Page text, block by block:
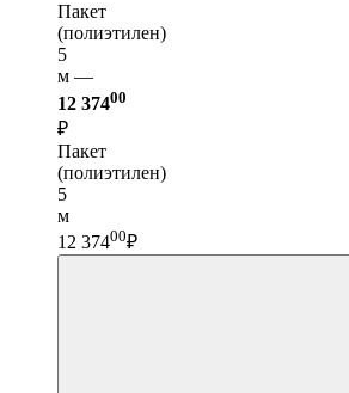
Пакет
(полиэтилен)
5
м —
12 37400
₽
Пакет
(полиэтилен)
5
м
12 37400₽